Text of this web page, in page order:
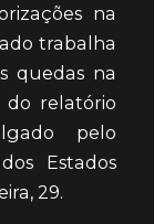
na
trabalha
quedas na
do relatório
pelo
Estados
29.